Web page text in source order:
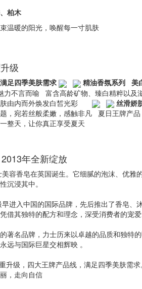
柏木
温暖的阳光，唤醒每一寸肌肤
级
足四季美肤需求 精油香氛系列 美
力不言而喻 富含高龄矿物、臻白精粹以及
肤由内而外焕发白皙光彩
丝滑娇
，宛若丝般柔嫩，感触非凡 夏日王牌产品
整天，让你真正享受夏天
年全新绽放
容香皂在英国诞生。它细腻的泡沫、优雅
沉浸其中。
进入中国的国际品牌，先后推出了香皂、
借其独特的配方和理念，深受消费者的宠爱
著名品牌，力士历来以卓越的品质和独特
远与国际巨星交相辉映 。
升级，四大王牌产品线，满足四季美肤需求
，走向自信